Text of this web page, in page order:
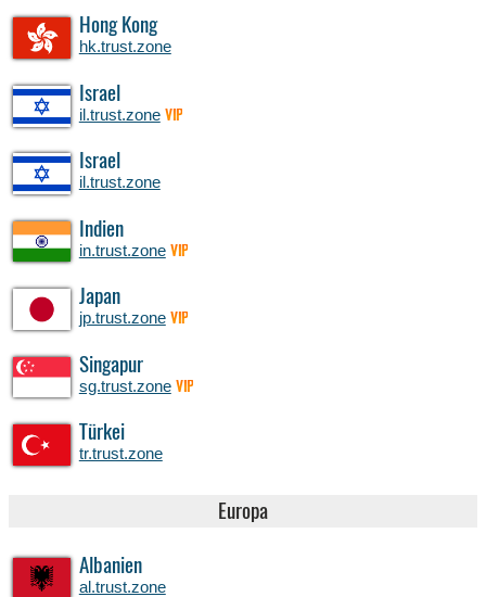
Hong Kong
hk.trust.zone
Israel
il.trust.zone VIP
Israel
il.trust.zone
Indien
in.trust.zone VIP
Japan
jp.trust.zone VIP
Singapur
sg.trust.zone VIP
Türkei
tr.trust.zone
Europa
Albanien
al.trust.zone